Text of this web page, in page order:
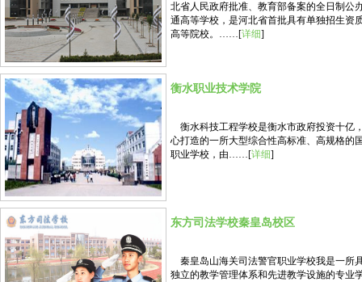
北省人民政府批准、教育部备案的全日制公
通高等学校，是河北省首批具有单独招生资
高等院校。……[详细]
衡水职业技术学院
衡水科技工程学校是衡水市政府投资十亿
心打造的一所大型综合性高标准、高规格的
职业学校，由……[详细]
东方司法学校秦皇岛校区
秦皇岛山海关司法警官职业学校我是一所
独立的教学管理体系和先进教学设施的专业